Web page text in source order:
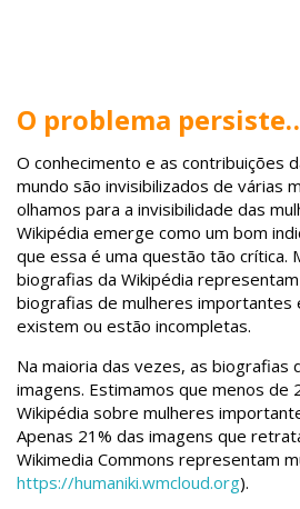
O problema
O conhecimento e as contribuições
mundo são invisibilizados de várias
olhamos para a invisibilidade das
Wikipédia emerge como um bom
que essa é uma questão tão crítica.
biografias da Wikipédia
biografias de mulheres importantes
existem ou estão incompletas.
Na maioria das vezes, as biografias
imagens. Estimamos que menos de
Wikipédia sobre mulheres
Apenas 21% das imagens que
Wikimedia Commons representam
https://humaniki.wmcloud.org).